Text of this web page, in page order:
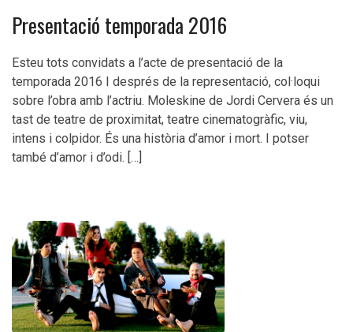
Presentació temporada 2016
Esteu tots convidats a l’acte de presentació de la
temporada 2016 I després de la representació, col·loqui
sobre l’obra amb l’actriu. Moleskine de Jordi Cervera és un
tast de teatre de proximitat, teatre cinematogràfic, viu,
intens i colpidor. És una història d’amor i mort. I potser
també d’amor i d’odi. […]